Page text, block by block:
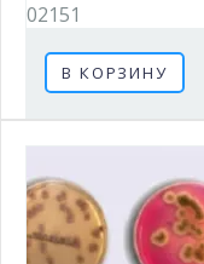
02151
В КОРЗИНУ